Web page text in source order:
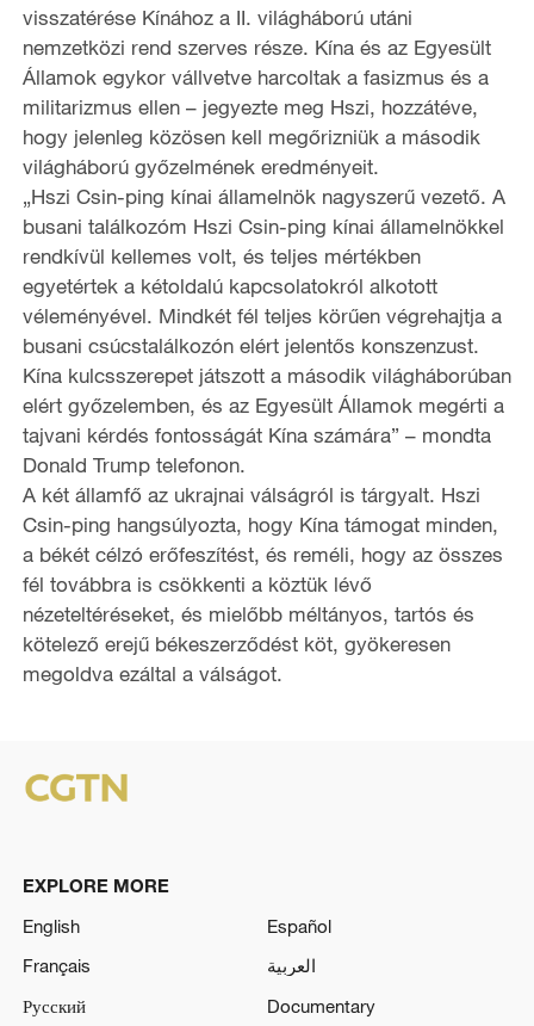
visszatérése Kínához a II. világháború utáni
nemzetközi rend szerves része. Kína és az Egyesült
Államok egykor vállvetve harcoltak a fasizmus és a
militarizmus ellen – jegyezte meg Hszi, hozzátéve,
hogy jelenleg közösen kell megőrizniük a második
világháború győzelmének eredményeit.
„Hszi Csin-ping kínai államelnök nagyszerű vezető. A
busani találkozóm Hszi Csin-ping kínai államelnökkel
rendkívül kellemes volt, és teljes mértékben
egyetértek a kétoldalú kapcsolatokról alkotott
véleményével. Mindkét fél teljes körűen végrehajtja a
busani csúcstalálkozón elért jelentős konszenzust.
Kína kulcsszerepet játszott a második világháborúban
elért győzelemben, és az Egyesült Államok megérti a
tajvani kérdés fontosságát Kína számára” – mondta
Donald Trump telefonon.
A két államfő az ukrajnai válságról is tárgyalt. Hszi
Csin-ping hangsúlyozta, hogy Kína támogat minden,
a békét célzó erőfeszítést, és reméli, hogy az összes
fél továbbra is csökkenti a köztük lévő
nézeteltéréseket, és mielőbb méltányos, tartós és
kötelező erejű békeszerződést köt, gyökeresen
megoldva ezáltal a válságot.
EXPLORE MORE
English
Español
Français
العربية
Русский
Documentary